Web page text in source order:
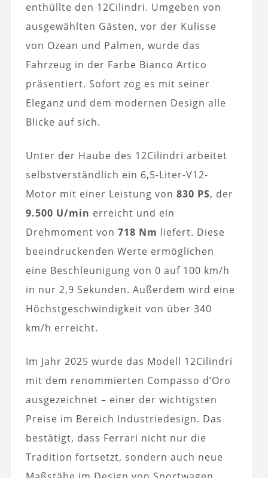
enthüllte den 12Cilindri. Umgeben von
ausgewählten Gästen, vor der Kulisse
von Ozean und Palmen, wurde das
Fahrzeug in der Farbe Bianco Artico
präsentiert. Sofort zog es mit seiner
Eleganz und dem modernen Design alle
Blicke auf sich.
Unter der Haube des 12Cilindri arbeitet
selbstverständlich ein 6,5-Liter-V12-
Motor mit einer Leistung von 830 PS, der
9.500 U/min erreicht und ein
Drehmoment von 718 Nm liefert. Diese
beeindruckenden Werte ermöglichen
eine Beschleunigung von 0 auf 100 km/h
in nur 2,9 Sekunden. Außerdem wird eine
Höchstgeschwindigkeit von über 340
km/h erreicht.
Im Jahr 2025 wurde das Modell 12Cilindri
mit dem renommierten Compasso d’Oro
ausgezeichnet – einer der wichtigsten
Preise im Bereich Industriedesign. Das
bestätigt, dass Ferrari nicht nur die
Tradition fortsetzt, sondern auch neue